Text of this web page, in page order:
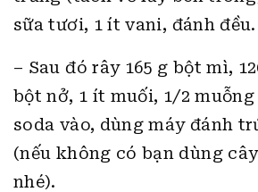
sữa tươi, 1 ít vani, đánh đều.
– Sau đó rây 165 g bột mì,
bột nở, 1 ít muối, 1/2
soda vào, dùng máy đánh
(nếu không có bạn dùng
nhé).